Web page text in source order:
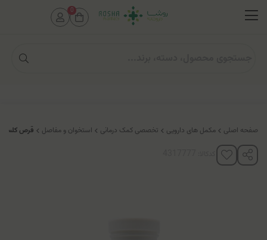
صفحه اصلی مکمل های دارویی تخصصی کمک درمانی استخوان و مفاصل قرص
0